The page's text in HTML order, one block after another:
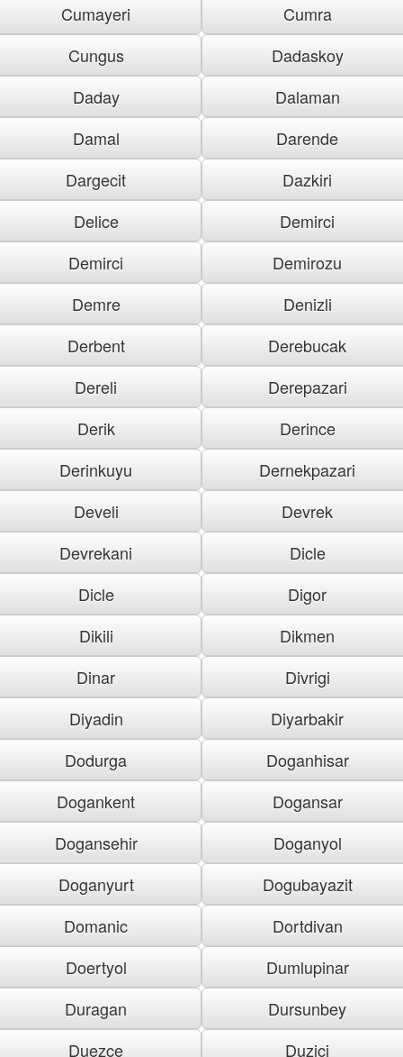
Cumayeri
Cumra
Cungus
Dadaskoy
Daday
Dalaman
Damal
Darende
Dargecit
Dazkiri
Delice
Demirci
Demirci
Demirozu
Demre
Denizli
Derbent
Derebucak
Dereli
Derepazari
Derik
Derince
Derinkuyu
Dernekpazari
Develi
Devrek
Devrekani
Dicle
Dicle
Digor
Dikili
Dikmen
Dinar
Divrigi
Diyadin
Diyarbakir
Dodurga
Doganhisar
Dogankent
Dogansar
Dogansehir
Doganyol
Doganyurt
Dogubayazit
Domanic
Dortdivan
Doertyol
Dumlupinar
Duragan
Dursunbey
Duezce
Duzici